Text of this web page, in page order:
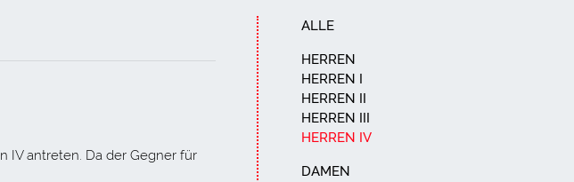
IV antreten. Da der Gegner für
ALLE
HERREN
HERREN I
HERREN II
HERREN III
HERREN IV
DAMEN